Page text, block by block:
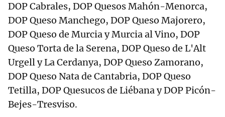
DOP Cabrales, DOP Quesos Mahón-Menorca,
DOP Queso Manchego, DOP Queso Majorero,
DOP Queso de Murcia y Murcia al Vino, DOP
Queso Torta de la Serena, DOP Queso de L'Alt
Urgell y La Cerdanya, DOP Queso Zamorano,
DOP Queso Nata de Cantabria, DOP Queso
Tetilla, DOP Quesucos de Liébana y DOP Picón-
Bejes-Tresviso.